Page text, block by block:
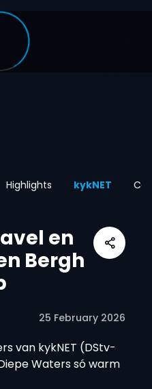
Highlights kykNET
en
Bergh
25 February 2026
van kykNET (DStv-
Waters só warm